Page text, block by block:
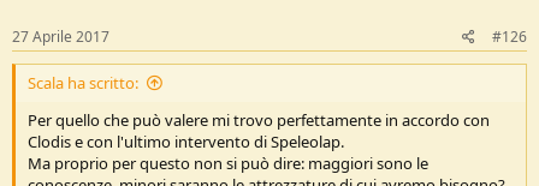
27 Aprile 2017 #126
Scala ha scritto:
Per quello che può valere mi trovo perfettamente in accordo con
Clodis e con l'ultimo intervento di Speleolap.
Ma proprio per questo non si può dire: maggiori sono le